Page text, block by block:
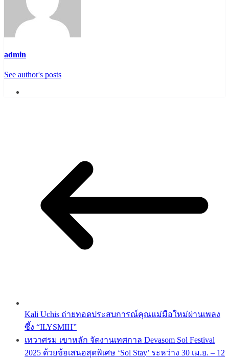
admin
See author's posts
Kali Uchis ถ่ายทอดประสบการณ์คุณแม่มือใหม่ผ่านเพลง
ซึ้ง “ILYSMIH”
เทวาศรม เขาหลัก จัดงานเทศกาล Devasom Sol Festival
2025 ด้วยข้อเสนอสุดพิเศษ ‘Sol Stay’ ระหว่าง 30 เม.ย. – 12